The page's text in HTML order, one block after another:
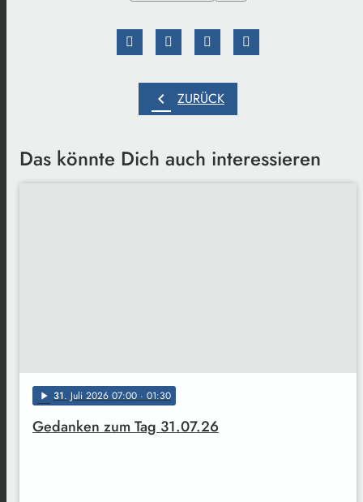
chevron_left ZURÜCK
Das könnte Dich auch interessieren
play_arrow 31. Juli 2026 07:00 · 01:30
Gedanken zum Tag 31.07.26